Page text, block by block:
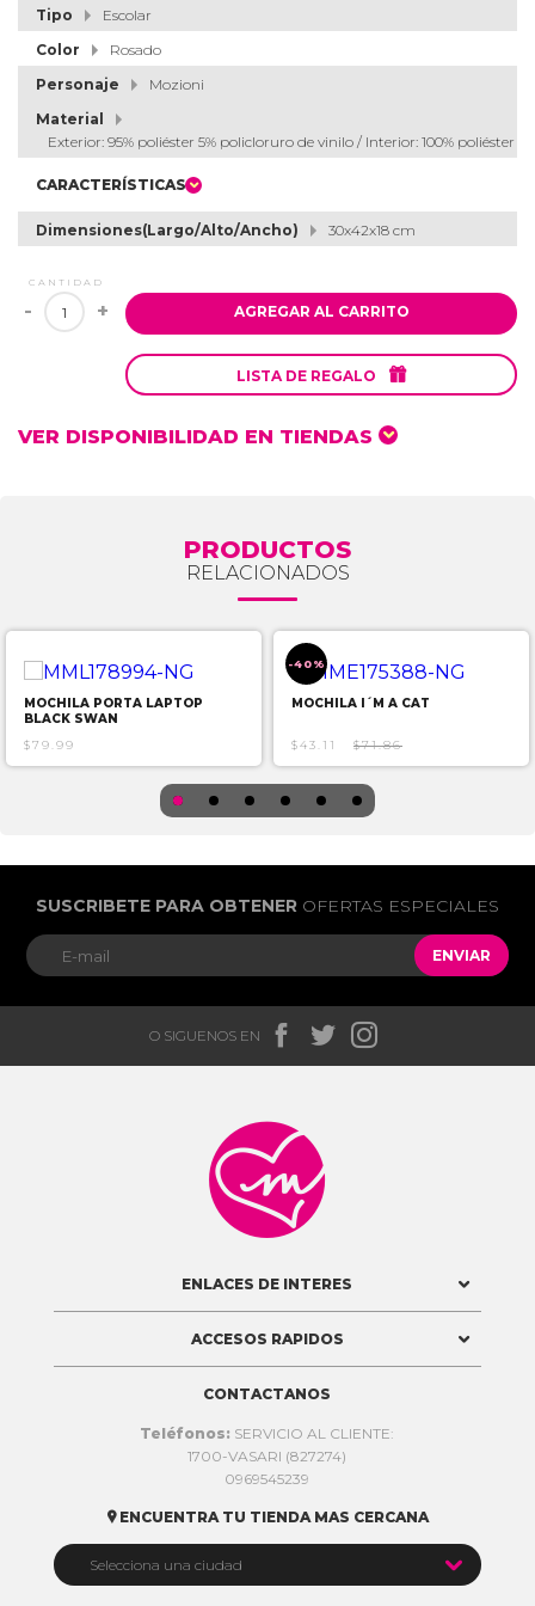
Tipo
Escolar
Color
Rosado
Personaje
Mozioni
Material
Exterior: 95% poliéster 5% policloruro de vinilo / Interior: 100% poliéster
CARACTERÍSTICAS
Dimensiones(Largo/Alto/Ancho) 30x42x18 cm
CANTIDAD
- + AGREGAR AL CARRITO
LISTA DE REGALO 
VER DISPONIBILIDAD EN TIENDAS
PRODUCTOS
RELACIONADOS
MOCHILA PORTA LAPTOP
BLACK SWAN
$79.99
-40%
MOCHILA I´M A CAT
$43.11 $71.86
SUSCRIBETE PARA OBTENER OFERTAS ESPECIALES
ENVIAR
O SIGUENOS EN   

ENLACES DE INTERES
ACCESOS RAPIDOS
CONTACTANOS
Teléfonos: SERVICIO AL CLIENTE:
1700-VASARI (827274)
0969545239
 ENCUENTRA TU TIENDA MAS CERCANA
Selecciona una ciudad 